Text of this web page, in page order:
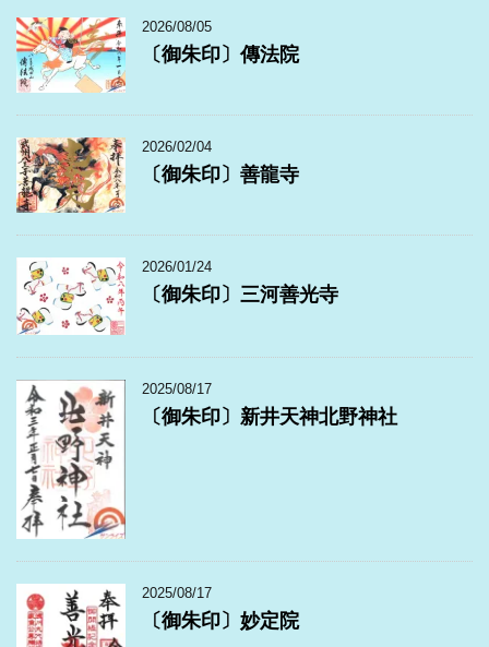
2026/08/05
〔御朱印〕傳法院
2026/02/04
〔御朱印〕善龍寺
2026/01/24
〔御朱印〕三河善光寺
2025/08/17
〔御朱印〕新井天神北野神社
2025/08/17
〔御朱印〕妙定院